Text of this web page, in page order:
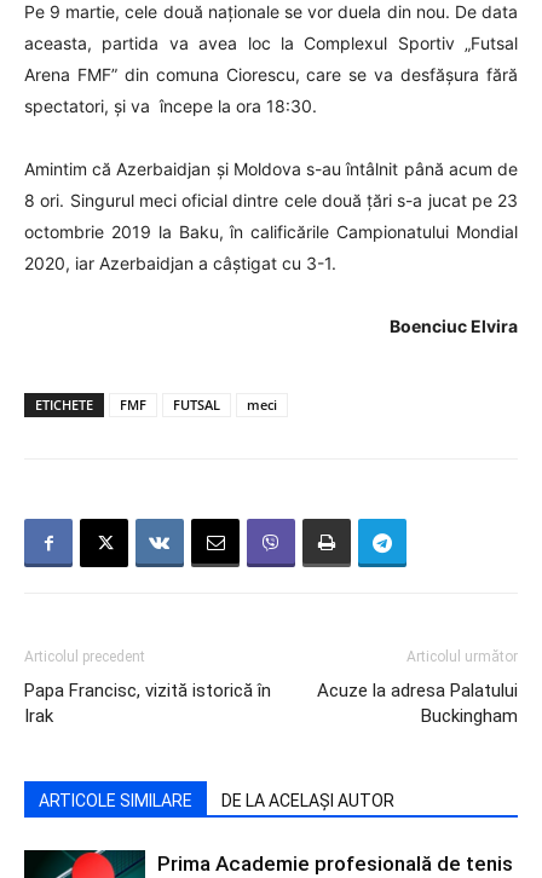
Pe 9 martie, cele două naționale se vor duela din nou. De data
aceasta, partida va avea loc la Complexul Sportiv „Futsal
Arena FMF” din comuna Ciorescu, care se va desfășura fără
spectatori, și va începe la ora 18:30.
Amintim că Azerbaidjan și Moldova s-au întâlnit până acum de
8 ori. Singurul meci oficial dintre cele două țări s-a jucat pe 23
octombrie 2019 la Baku, în calificările Campionatului Mondial
2020, iar Azerbaidjan a câștigat cu 3-1.
Boenciuc Elvira
ETICHETE FMF FUTSAL meci
Articolul precedent
Papa Francisc, vizită istorică în
Irak
Articolul următor
Acuze la adresa Palatului
Buckingham
ARTICOLE SIMILARE DE LA ACELAȘI AUTOR
Prima Academie profesională de tenis